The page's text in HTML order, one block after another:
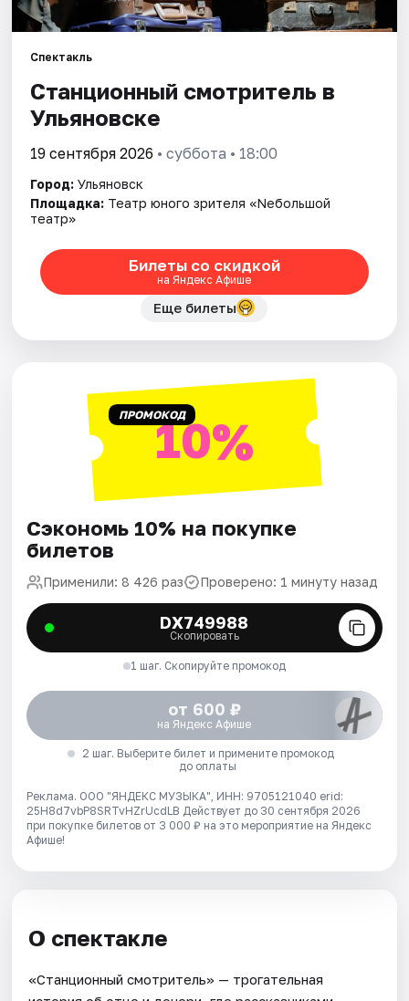
Площадки
Рейтинги
Спектакль
Станционный смотритель в
Ульяновске
19 сентября 2026 • суббота • 18:00
Город: Ульяновск
Площадка: Театр юного зрителя «Nебольшой
театр»
Билеты со скидкой
на Яндекс Афише
Еще билеты
ПРОМОКОД10%
Сэкономь 10% на покупке
билетов
Применили: 8 426 раз Проверено: 1 минуту назад
DX749988
Скопировать
1 шаг. Скопируйте промокод
от 600 ₽
на Яндекс Афише
2 шаг. Выберите билет и примените промокод
до оплаты
Реклама. ООО "ЯНДЕКС МУЗЫКА", ИНН: 9705121040 erid:
25H8d7vbP8SRTvHZrUcdLB Действует до 30 сентября 2026
при покупке билетов от 3 000 ₽ на это мероприятие на Яндекс
Афише!
О спектакле
«Станционный смотритель» — трогательная